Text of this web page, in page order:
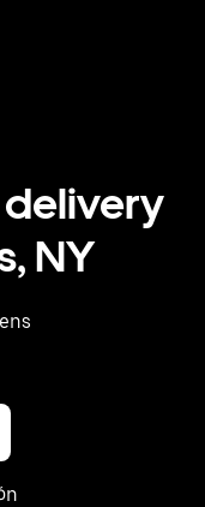
NY